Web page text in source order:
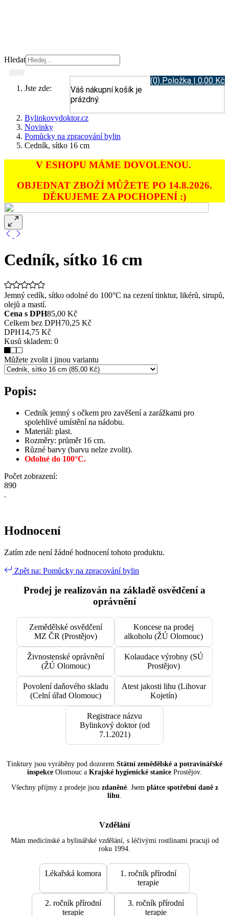
Hledat
(0) Položka | 0,00 Kč
Váš nákupní košík je
prázdný.
Jste zde:
Bylinkovydoktor.cz
Novinky
Pomůcky na zpracování bylin
Cedník, sítko 16 cm
V ESHOPU MÁME DOVOLENOU.
OBJEDNAT ZBOŽÍ MŮŽETE PO 14.8.2026.
DĚKUJEME ZA POCHOPENÍ :)
Cedník, sítko 16 cm
Jemný cedík, sítko odolné do 100°C na cezení tinktur, likérů, sirupů,
olejů a mastí.
Cena s DPH85,00 Kč
Celkem bez DPH70,25 Kč
DPH14,75 Kč
Kusů skladem: 0
Můžete zvolit i jinou variantu
Popis:
Cedník jemný s očkem pro zavěšení a zarážkami pro
spolehlivé umístění na nádobu.
Materiál: plast.
Rozměry: průměr 16 cm.
Různé barvy (barvu nelze zvolit).
Odolné do 100°C.
Počet zobrazení:
890
.
Hodnocení
Zatím zde není žádné hodnocení tohoto produktu.
Zpět na: Pomůcky na zpracování bylin
Prodej je realizován na základě osvědčení a
oprávnění
Zemědělské osvědčení
MZ ČR (Prostějov)
Koncese na prodej
alkoholu (ŽÚ Olomouc)
Živnostenské oprávnění
(ŽÚ Olomouc)
Kolaudace výrobny (SÚ
Prostějov)
Povolení daňového skladu
(Celní úřad Olomouc)
Atest jakosti lihu (Lihovar
Kojetín)
Registrace názvu
Bylinkový doktor (od
7.1.2021)
Tinktury jsou vyráběny pod dozorem Státní zemědělské a potravinářské
inspekce Olomouc a Krajské hygienické stanice Prostějov.
Všechny příjmy z prodeje jsou zdaněné. Jsem plátce spotřební daně z
lihu
Vzdělání
Mám medicínské a bylinářské vzdělání, s léčivými rostlinami pracuji od
roku 1994.
Lékařská komora
1. ročník přírodní
terapie
2. ročník přírodní
terapie
3. ročník přírodní
terapie